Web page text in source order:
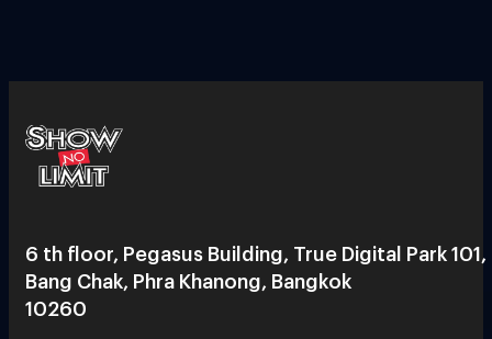
6 th floor, Pegasus Building, True Digital Park 101,
Bang Chak, Phra Khanong, Bangkok
10260